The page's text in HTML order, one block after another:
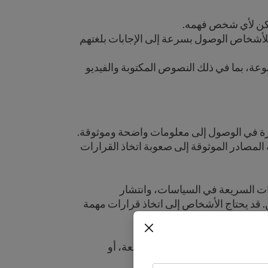
لأي شخص فهمه.
الوصول بسرعة إلى الإجابات بلغتهم
بما في ذلك النصوص المكتوبة والفيديو
في الوصول إلى معلومات واضحة وموثوقة.
الموثوقة إلى صعوبة اتخاذ القرارات
السريعة في السياسات، وانتشار
قد يحتاج الأشخاص إلى اتخاذ قرارات مهمة
العواقب حقيقية: فرص ضائعة، أو
بشكل كامل.